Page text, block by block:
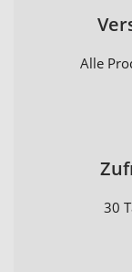
Alle
30